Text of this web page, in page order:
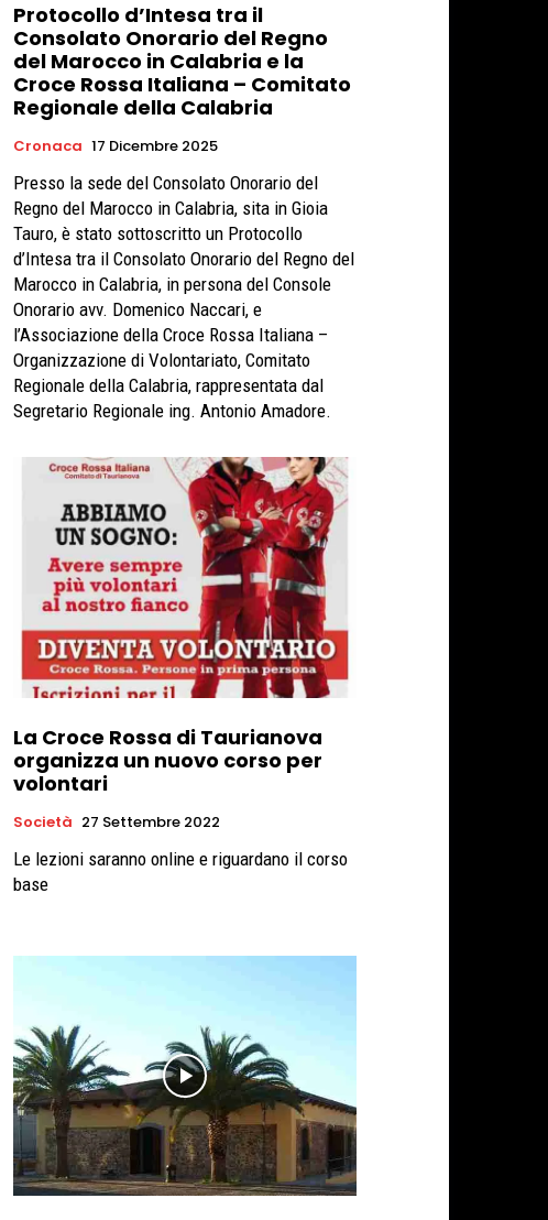
Protocollo d’Intesa tra il
Consolato Onorario del Regno
del Marocco in Calabria e la
Croce Rossa Italiana – Comitato
Regionale della Calabria
Cronaca 17 Dicembre 2025
Presso la sede del Consolato Onorario del
Regno del Marocco in Calabria, sita in Gioia
Tauro, è stato sottoscritto un Protocollo
d’Intesa tra il Consolato Onorario del Regno del
Marocco in Calabria, in persona del Console
Onorario avv. Domenico Naccari, e
l’Associazione della Croce Rossa Italiana –
Organizzazione di Volontariato, Comitato
Regionale della Calabria, rappresentata dal
Segretario Regionale ing. Antonio Amadore.
La Croce Rossa di Taurianova
organizza un nuovo corso per
volontari
Società 27 Settembre 2022
Le lezioni saranno online e riguardano il corso
base